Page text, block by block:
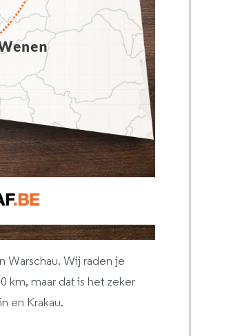
Warschau. Wij raden je
km, maar dat is het zeker
en Krakau.